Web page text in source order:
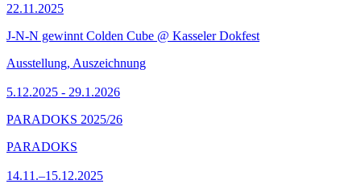
22.11.2025
J-N-N gewinnt Colden Cube @ Kasseler Dokfest
Ausstellung, Auszeichnung
5.12.2025 - 29.1.2026
PARADOKS 2025/26
PARADOKS
14.11.–15.12.2025